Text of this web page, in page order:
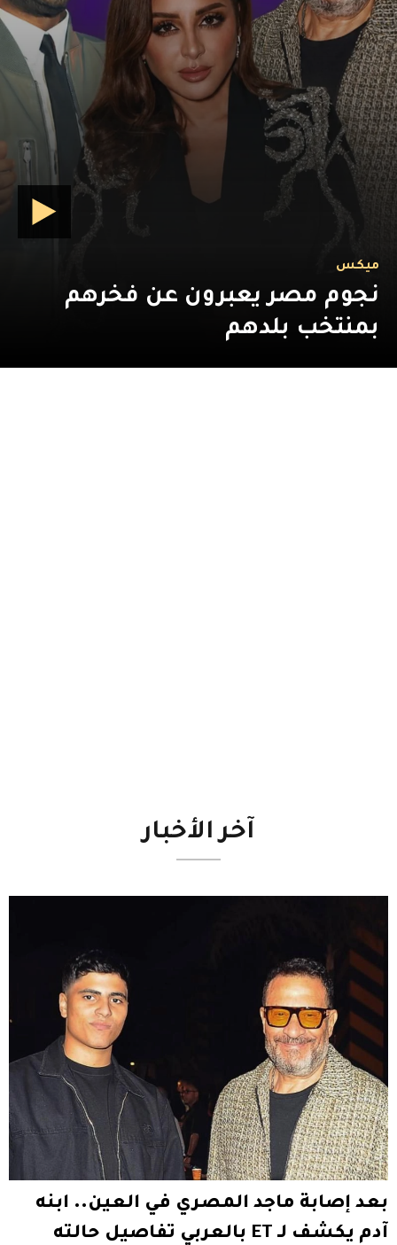
ميكس
نجوم مصر يعبرون عن فخرهم
بمنتخب بلدهم
آخر الأخبار
بعد إصابة ماجد المصري في العين.. ابنه
آدم يكشف لـ ET بالعربي تفاصيل حالته